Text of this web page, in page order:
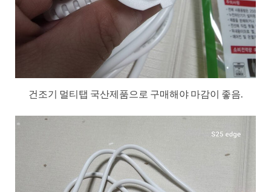
건조기 멀티탭 국산제품으로 구매해야 마감이 좋음.